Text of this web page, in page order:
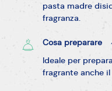
pasta madre
fragranza.
Cosa preparare
Ideale per
fragrante anche